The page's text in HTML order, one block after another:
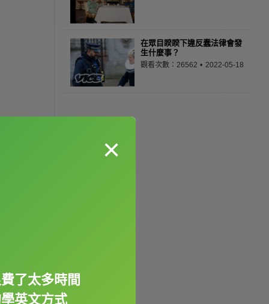
在眾目睽睽下違反蠢法律會發
生什麼事？
觀看次數：26562 2022-05-18
×
了太多時間
英文方式